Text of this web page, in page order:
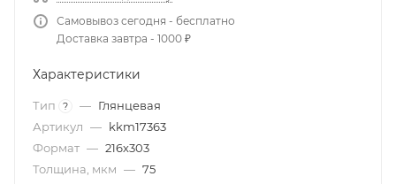
Самовывоз сегодня - бесплатно
Доставка завтра - 1000 ₽
Характеристики
Тип ? — Глянцевая
Артикул — kkm17363
Формат — 216х303
Толщина, мкм — 75